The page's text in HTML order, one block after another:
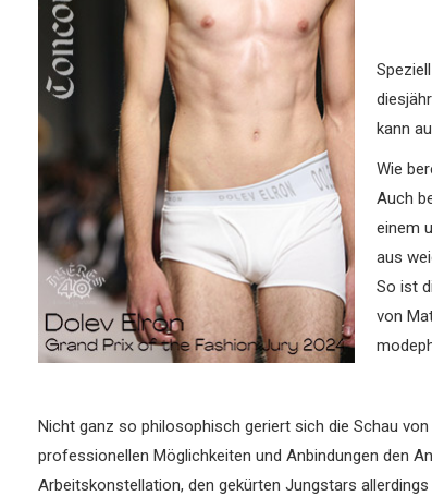
kann
Wie
Auch
einem
aus
So ist
von
Nicht ganz so philosophisch geriert sich die Schau
professionellen Möglichkeiten und Anbindungen den
Arbeitskonstellation, den gekürten Jungstars